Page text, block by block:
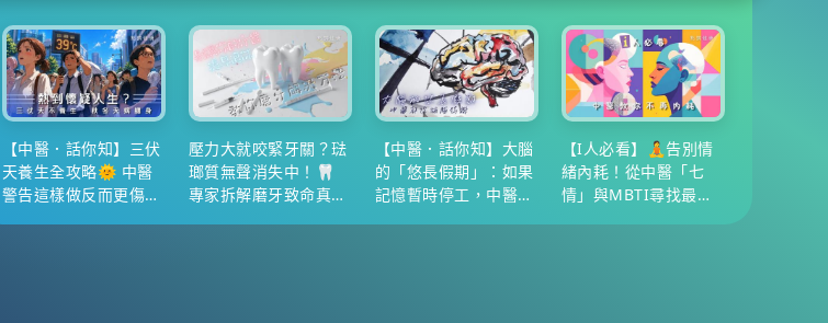
然對身體有益，但背後亦隱藏著不少容易被
忽略的盲點。如果你抱著「No pain, no
gain」的心態盲目苦練，甚至放鬆警惕，健
身隨時會變成「傷身」。本文為大家拆解健
身常見的致命陷阱與正確的熱身與冷卻運
動，更附上每日蛋白質攝取分量計算公式，
教你聰明增肌不傷身。
【中醫．話你知】三伏
天養生全攻略🌞 中醫
警告這樣做反而更傷
壓力大就咬緊牙關？琺
瑯質無聲消失中！🦷
專家拆解磨牙致命真相
【中醫．話你知】大腦
的「悠長假期」：如果
記憶暫時停工，中醫教
【I人必看】🧘告別情
緒內耗！從中醫「七
情」與MBTI尋找最適